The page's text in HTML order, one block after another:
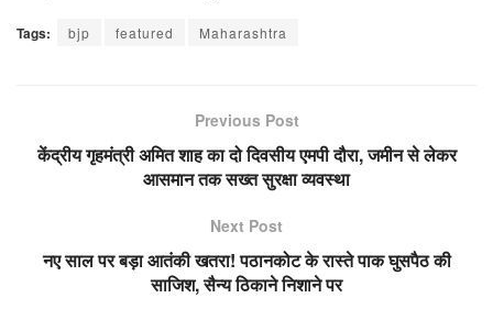
Tags: bjp featured Maharashtra
Previous Post
केंद्रीय गृहमंत्री अमित शाह का दो दिवसीय एमपी दौरा, जमीन से लेकर
आसमान तक सख्त सुरक्षा व्यवस्था
Next Post
नए साल पर बड़ा आतंकी खतरा! पठानकोट के रास्ते पाक घुसपैठ की
साजिश, सैन्य ठिकाने निशाने पर